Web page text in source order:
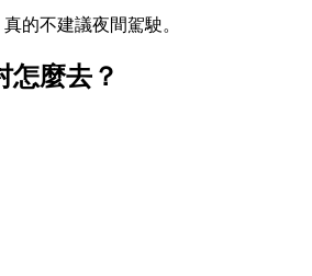
的不建議夜間駕駛。
怎麼去？